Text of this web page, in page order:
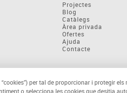
Projectes
Blog
Catàlegs
Àrea privada
Ofertes
Ajuda
Contacte
per tal de proporcionar i protegir
o selecciona les cookies que desitja